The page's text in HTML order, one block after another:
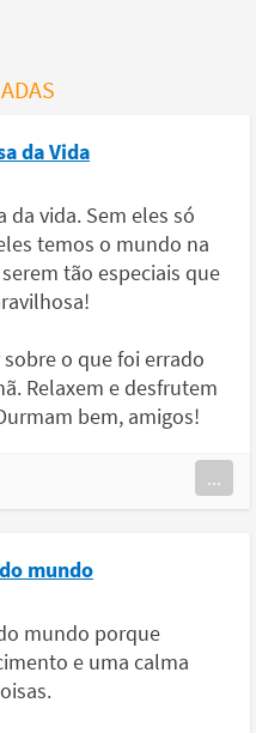
da Vida
da vida. Sem eles só
temos o mundo na
tão especiais que
o que foi errado
Relaxem e desfrutem
bem, amigos!
...
mundo
mundo porque
e uma calma